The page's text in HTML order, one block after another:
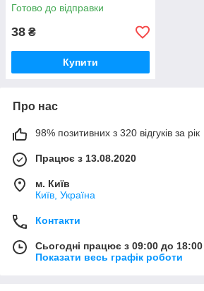
Готово до відправки
38 ₴
Купити
Про нас
98% позитивних з 320 відгуків за рік
Працює з 13.08.2020
м. Київ
Київ, Україна
Контакти
Сьогодні працює з 09:00 до 18:00
Показати весь графік роботи